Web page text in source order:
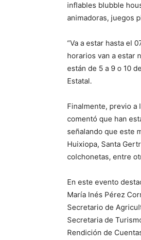
inflables blubble
animadoras, juegos
“Va a estar hasta el
horarios van a estar
están de 5 a 9 o 10
Estatal.
Finalmente, previo a
comentó que han
señalando que este
Huixiopa, Santa
colchonetas, entre
En este evento
María Inés Pérez
Secretario de
Secretaria de
Rendición de